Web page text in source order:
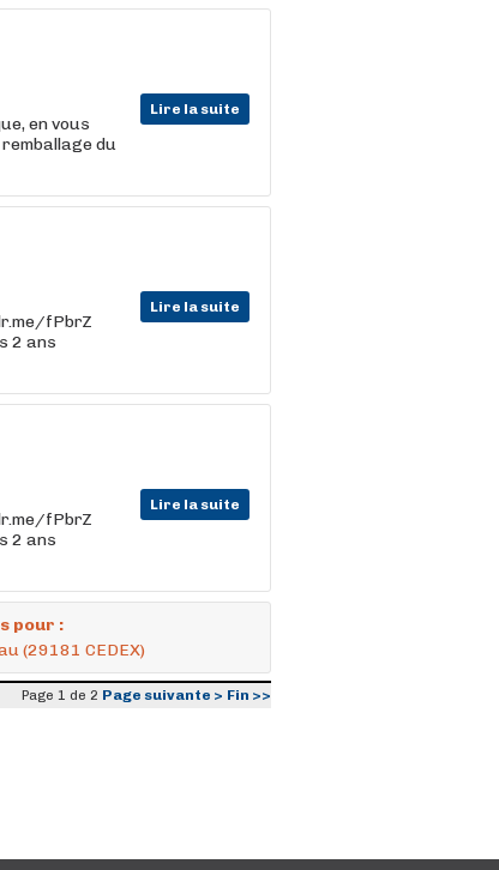
Lire la suite
en vous
du
Lire la suite
fPbrZ
2 ans
Lire la suite
fPbrZ
2 ans
pour :
(29181 CEDEX)
Page 1 de 2 Page suivante > Fin >>